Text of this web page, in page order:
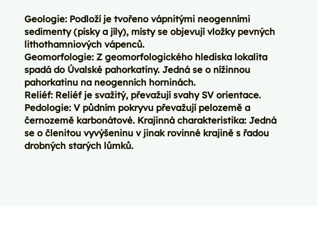
Geologie: Podloží je tvořeno vápnitými neogenními
sedimenty (písky a jíly), místy se objevují vložky pevných
lithothamniových vápenců.
Geomorfologie: Z geomorfologického hlediska lokalita
spadá do Úvalské pahorkatiny. Jedná se o nížinnou
pahorkatinu na neogenních horninách.
Reliéf: Reliéf je svažitý, převažují svahy SV orientace.
Pedologie: V půdním pokryvu převažují pelozemě a
černozemě karbonátové. Krajinná charakteristika: Jedná
se o členitou vyvýšeninu v jinak rovinné krajině s řadou
drobných starých lůmků.